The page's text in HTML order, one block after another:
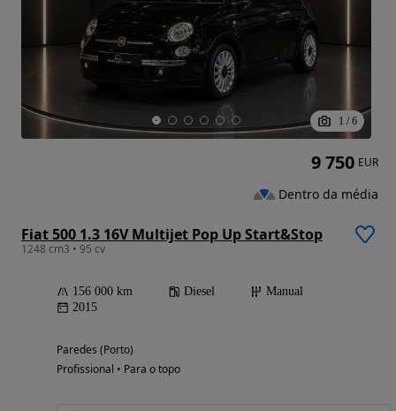
1 / 6
Fiat 500 1.3 16V Multijet Pop Up Start&Stop
1248 cm3 • 95 cv
156 000 km Diesel
Manual
2015
Paredes (Porto)
Profissional • Para o topo
9 750 EUR
Dentro da média